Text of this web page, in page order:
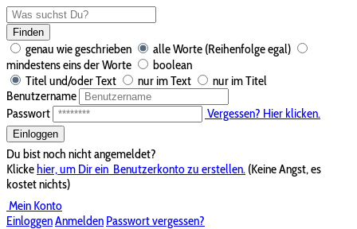
Finden
genau wie geschrieben
alle Worte (Reihenfolge egal)
mindestens eins der Worte
boolean
Titel und/oder Text
nur im Text
nur im Titel
Benutzername
Passwort
Vergessen? Hier klicken.
Einloggen
Du bist noch nicht angemeldet?
Klickehier, um Dir ein Benutzerkonto zu erstellen. (Keine Angst, es
kostet nichts)
Mein Konto
EinloggenAnmelden Passwort vergessen?